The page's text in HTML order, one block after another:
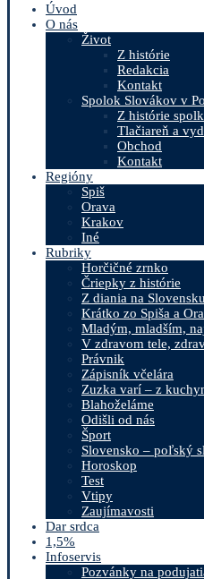
Úvod
O nás
Život
Z histórie
Redakcia
Kontakt
Spolok Slovákov v
Z histórie
Tlačiareň a
Obchod
Kontakt
Regióny
Spiš
Orava
Krakov
Iné
Rubriky
Horčičné zrnko
Čriepky z histórie
Z diania na Slovensku
Krátko zo Spiša a
Mladým, mladším,
V zdravom tele,
Právnik
Zápisník včelára
Zuzka varí – z
Blahoželáme
Odišli od nás
Šport
Slovensko – poľský
Horoskop
Test
Vtipy
Zaujímavosti
Dar srdca
1,5%
Infoservis
Pozvánky na